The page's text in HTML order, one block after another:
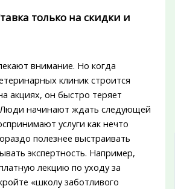
только на скидки и
внимание. Но когда
клиник строится
акциях, он быстро теряет
начинают ждать следующей
услуги как нечто
полезнее выстраивать
экспертность. Например,
лекцию по уходу за
«школу заботливого